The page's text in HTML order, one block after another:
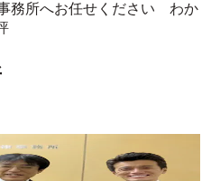
務所へお任せください わか